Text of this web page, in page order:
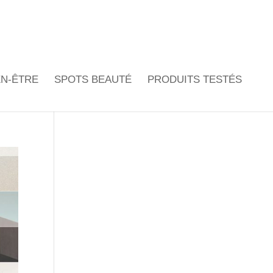
ÊTRE SPOTS BEAUTÉ PRODUITS TESTÉS